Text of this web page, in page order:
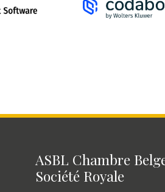
ASBL Chambre
Société Royale